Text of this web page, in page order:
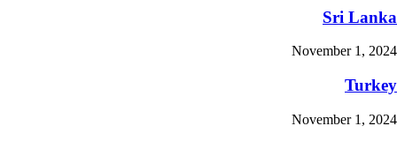
Sri
November
November